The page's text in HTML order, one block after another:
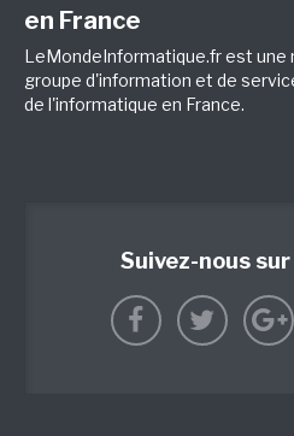
en France
LeMondeInformatique.fr est une
groupe d'information et de
de l'informatique en France.
Suivez-nous